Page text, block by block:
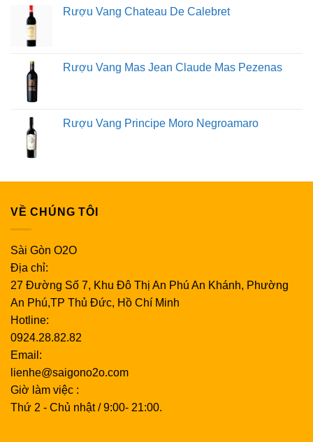
Rượu Vang Chateau De Calebret
Rượu Vang Mas Jean Claude Mas Pezenas
Rượu Vang Principe Moro Negroamaro
VỀ CHÚNG TÔI
Sài Gòn O2O
Địa chỉ:
27 Đường Số 7, Khu Đô Thị An Phú An Khánh, Phường
An Phú,TP Thủ Đức, Hồ Chí Minh
Hotline:
0924.28.82.82
Email:
lienhe@saigono2o.com
Giờ làm việc :
Thứ 2 - Chủ nhật / 9:00- 21:00.